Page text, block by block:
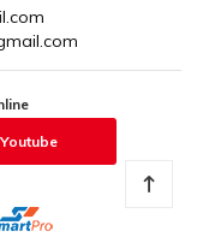
Youtube